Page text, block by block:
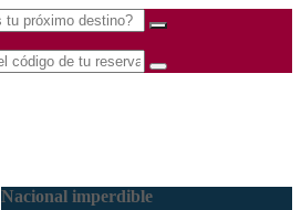
Nacional imperdible